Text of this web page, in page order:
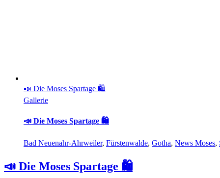
📣 Die Moses Spartage 🛍️
Gallerie
📣 Die Moses Spartage 🛍️
Bad Neuenahr-Ahrweiler, Fürstenwalde, Gotha, News Moses,
📣 Die Moses Spartage 🛍️